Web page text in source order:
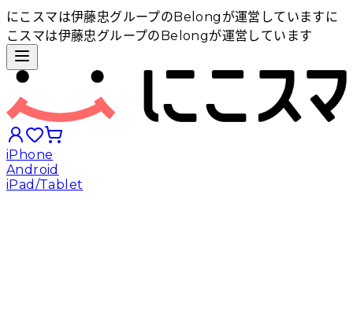
にこスマは伊藤忠グループのBelongが運営しています に
こスマは伊藤忠グループのBelongが運営しています
iPhone
Android
iPad/Tablet